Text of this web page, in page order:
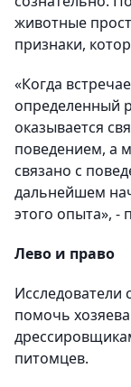
животные
признаки,
«Когда
определенный
оказывается
поведением, а
связано с
дальнейшем
этого опыта», -
Лево и право
Исследователи
помочь
питомцев.